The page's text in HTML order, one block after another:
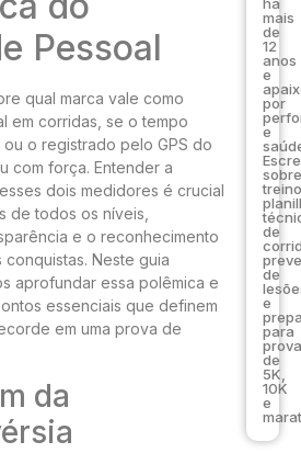
Pessoal
qual marca vale como
em corridas, se o tempo
o registrado pelo GPS do
com força. Entender a
dois medidores é crucial
de todos os níveis,
e o reconhecimento
Neste guia
aprofundar essa polêmica e
essenciais que definem
em uma prova de
da
mais
de
12
anos
e
por
e
sobre
de
de
e
para
de
5K,
10K
e